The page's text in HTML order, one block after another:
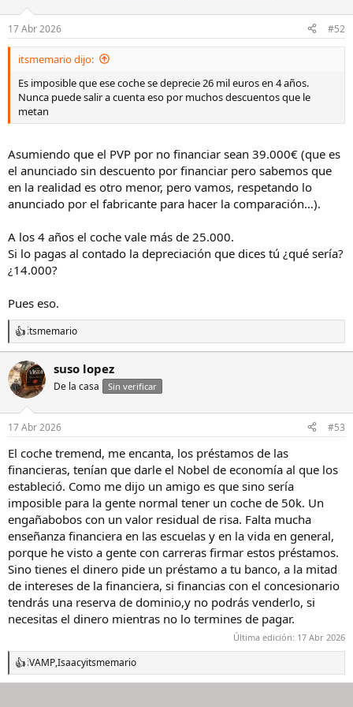
17 Abr 2026 #52
itsmemario dijo:
Es imposible que ese coche se deprecie 26 mil euros en 4 años.
Nunca puede salir a cuenta eso por muchos descuentos que le
metan
Asumiendo que el PVP por no financiar sean 39.000€ (que es
el anunciado sin descuento por financiar pero sabemos que
en la realidad es otro menor, pero vamos, respetando lo
anunciado por el fabricante para hacer la comparación…).
A los 4 años el coche vale más de 25.000.
Si lo pagas al contado la depreciación que dices tú ¿qué sería?
¿14.000?
Pues eso.
R
e
a
c
c
o
n
e
s
:
itsmemario
suso lopez
De la casa Sin verificar
17 Abr 2026 #53
El coche tremend, me encanta, los préstamos de las
financieras, tenían que darle el Nobel de economía al que los
estableció. Como me dijo un amigo es que sino sería
imposible para la gente normal tener un coche de 50k. Un
engañabobos con un valor residual de risa. Falta mucha
enseñanza financiera en las escuelas y en la vida en general,
porque he visto a gente con carreras firmar estos préstamos.
Sino tienes el dinero pide un préstamo a tu banco, a la mitad
de intereses de la financiera, si financias con el concesionario
tendrás una reserva de dominio,y no podrás venderlo, si
necesitas el dinero mientras no lo termines de pagar.
Última edición: 17 Abr 2026
R
e
iVAMP,Isaacyitsmemario